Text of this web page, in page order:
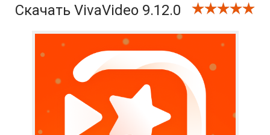
Скачать VivaVideo 9.12.0